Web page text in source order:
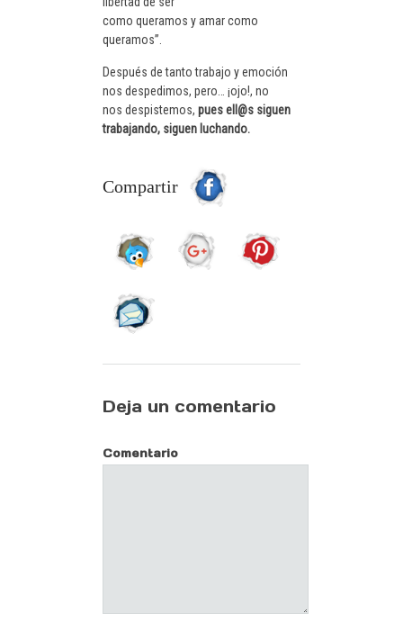
como queramos y amar como
queramos”.
Después de tanto trabajo y emoción
nos despedimos, pero… ¡ojo!, no
nos despistemos, pues ell@s siguen
trabajando, siguen luchando.
Compartir
Deja un comentario
Comentario